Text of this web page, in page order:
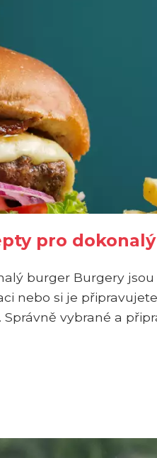
pro
burger Burgery
nebo si je
vybrané a